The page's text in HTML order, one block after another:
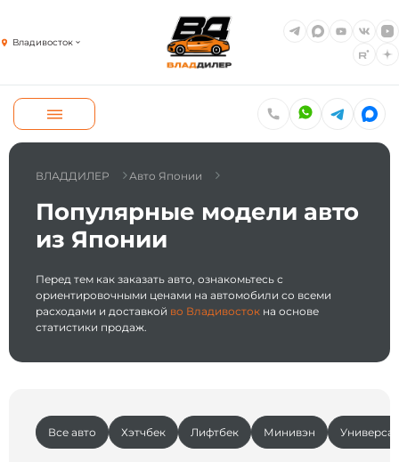
Владивосток
ВЛАДДИЛЕР Авто Японии
Популярные модели авто
из Японии
Перед тем как заказать авто, ознакомьтесь с
ориентировочными ценами на автомобили со всеми
расходами и доставкой во Владивосток на основе
статистики продаж.
Все авто Хэтчбек Лифтбек Минивэн